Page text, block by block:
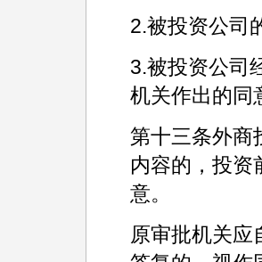
2.被投资公司
3.被投资公司
机关作出的同
第十三条外商
内容的，投资
意。
原审批机关应